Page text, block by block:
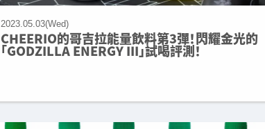
2023.05.03(Wed)
CHEERIO的哥吉拉能量飲料第3彈！閃耀金光的
「GODZILLA ENERGY III」試喝評測！